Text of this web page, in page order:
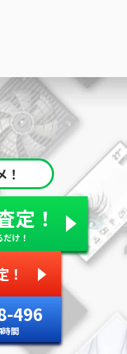
定！
け！
！
496
間